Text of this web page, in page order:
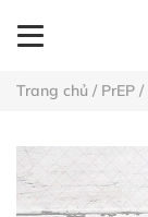
Trang chủ / PrEP /